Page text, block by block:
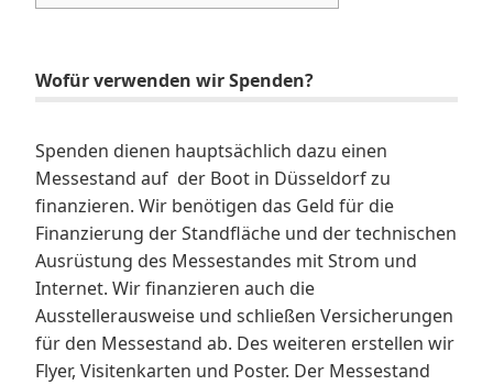
Wofür verwenden wir Spenden?
Spenden dienen hauptsächlich dazu einen
Messestand auf der Boot in Düsseldorf zu
finanzieren. Wir benötigen das Geld für die
Finanzierung der Standfläche und der technischen
Ausrüstung des Messestandes mit Strom und
Internet. Wir finanzieren auch die
Ausstellerausweise und schließen Versicherungen
für den Messestand ab. Des weiteren erstellen wir
Flyer, Visitenkarten und Poster. Der Messestand